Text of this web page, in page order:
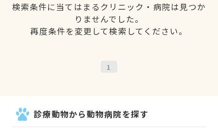
検索条件に当てはまるクリニック・病院は見つか
りませんでした。
再度条件を変更して検索してください。
1
診療動物から動物病院を探す